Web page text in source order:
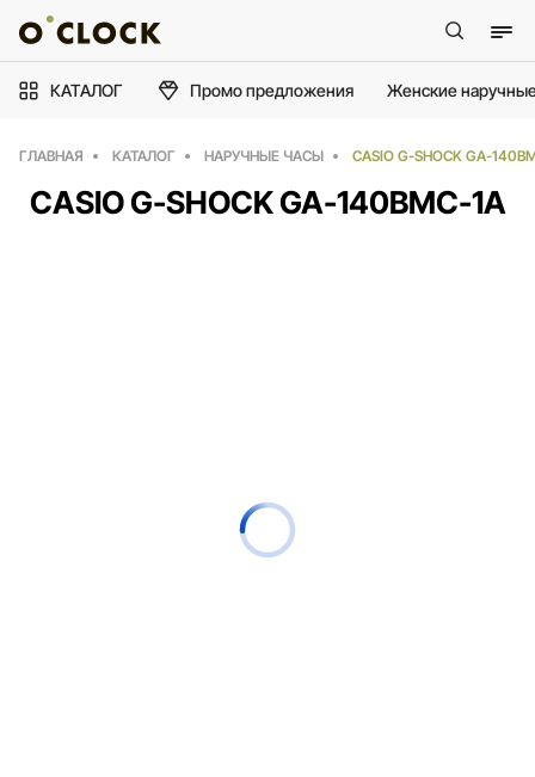
КАТАЛОГ Промо предложения Женские
ГЛАВНАЯ КАТАЛОГ НАРУЧНЫЕ ЧАСЫ CASIO G-SHOCK GA-
CASIO G-SHOCK GA-140BMC-1A